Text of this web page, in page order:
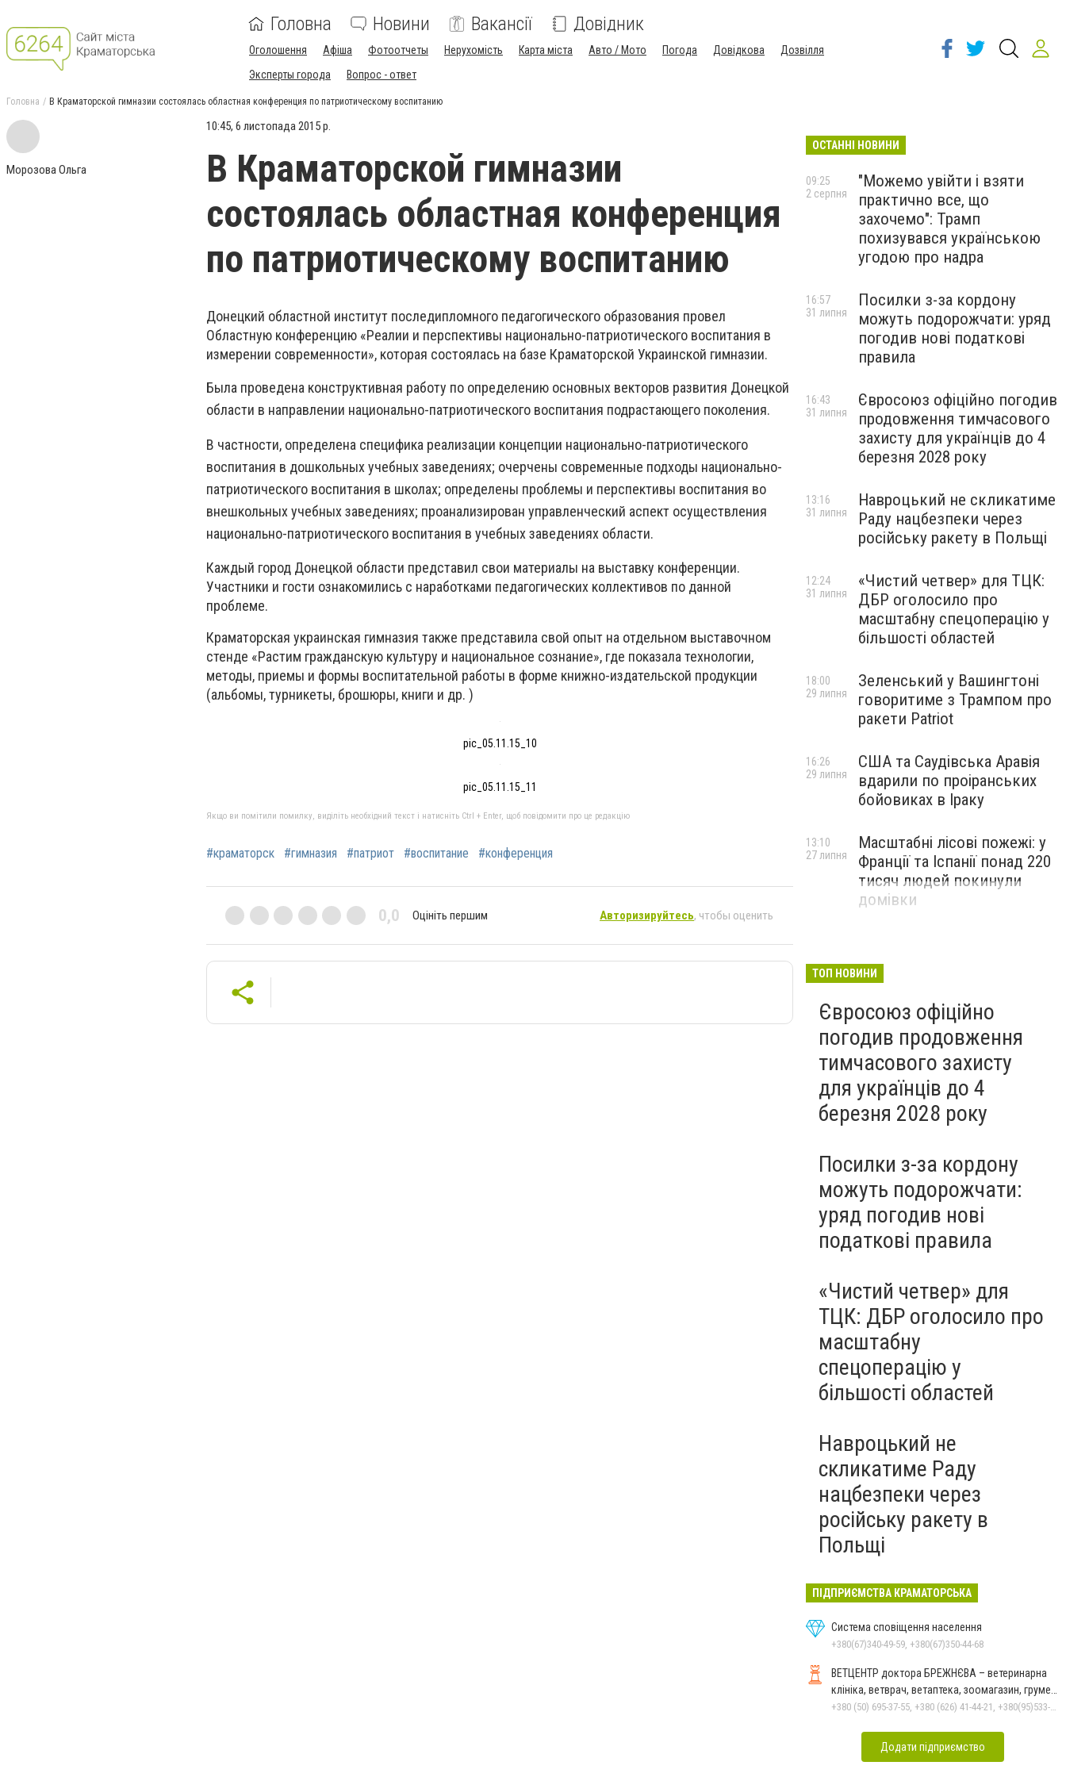
Головна Новини Вакансії Довідник
Оголошення Афіша Фотоотчеты Нерухомість Карта міста Авто / Мото Погода Довідкова
Дозвілля
Эксперты города
Вопрос - ответ
Головна В Краматорской гимназии состоялась областная конференция по патриотическому воспитанию
Морозова Ольга
10:45, 6 листопада 2015 р.
В Краматорской гимназии
состоялась областная конференция
по патриотическому воспитанию
Донецкий областной институт последипломного педагогического образования провел
Областную конференцию «Реалии и перспективы национально-патриотического воспитания в
измерении современности», которая состоялась на базе Краматорской Украинской гимназии.
Была проведена конструктивная работу по определению основных векторов развития Донецкой
области в направлении национально-патриотического воспитания подрастающего поколения.
В частности, определена специфика реализации концепции национально-патриотического
воспитания в дошкольных учебных заведениях; очерчены современные подходы национально-
патриотического воспитания в школах; определены проблемы и перспективы воспитания во
внешкольных учебных заведениях; проанализирован управленческий аспект осуществления
национально-патриотического воспитания в учебных заведениях области.
Каждый город Донецкой области представил свои материалы на выставку конференции.
Участники и гости ознакомились с наработками педагогических коллективов по данной
проблеме.
Краматорская украинская гимназия также представила свой опыт на отдельном выставочном
стенде «Растим гражданскую культуру и национальное сознание», где показала технологии,
методы, приемы и формы воспитательной работы в форме книжно-издательской продукции
(альбомы, турникеты, брошюры, книги и др. )
pic_05.11.15_10
pic_05.11.15_11
Якщо ви помітили помилку, виділіть необхідний текст і натисніть Ctrl + Enter, щоб повідомити про це редакцію
#краматорск #гимназия #патриот #воспитание #конференция
0,0 Оцініть першим Авторизируйтесь, чтобы оценить
ОСТАННІ НОВИНИ
"Можемо увійти і взяти
практично все, що
захочемо": Трамп
похизувався українською
угодою про надра
09:25
2 серпня
Посилки з-за кордону
можуть подорожчати: уряд
погодив нові податкові
правила
16:57
31 липня
Євросоюз офіційно погодив
продовження тимчасового
захисту для українців до 4
березня 2028 року
16:43
31 липня
Навроцький не скликатиме
Раду нацбезпеки через
російську ракету в Польщі
13:16
31 липня
«Чистий четвер» для ТЦК:
ДБР оголосило про
масштабну спецоперацію у
більшості областей
12:24
31 липня
Зеленський у Вашингтоні
говоритиме з Трампом про
ракети Patriot
18:00
29 липня
США та Саудівська Аравія
вдарили по проіранських
бойовиках в Іраку
16:26
29 липня
Масштабні лісові пожежі: у
Франції та Іспанії понад 220
тисяч людей покинули
домівки
13:10
27 липня
ТОП НОВИНИ
Євросоюз офіційно
погодив продовження
тимчасового захисту
для українців до 4
березня 2028 року
Посилки з-за кордону
можуть подорожчати:
уряд погодив нові
податкові правила
«Чистий четвер» для
ТЦК: ДБР оголосило про
масштабну
спецоперацію у
більшості областей
Навроцький не
скликатиме Раду
нацбезпеки через
російську ракету в
Польщі
ПІДПРИЄМСТВА КРАМАТОРСЬКА
Система сповіщення населення
+380(67)340-49-59, +380(67)350-44-68
ВЕТЦЕНТР доктора БРЕЖНЄВА – ветеринарна
клініка, ветврач, ветаптека, зоомагазин, грумер,
стрижки.
+380 (50) 695-37-55, +380 (626) 41-44-21, +380(95)533-90-03
Додати підприємство